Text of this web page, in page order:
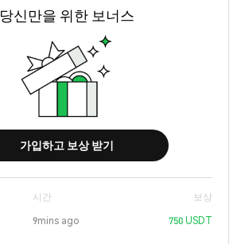
당신만을 위한 보너스
가입하고 보상 받기
시간
보상
9mins ago 750 USDT